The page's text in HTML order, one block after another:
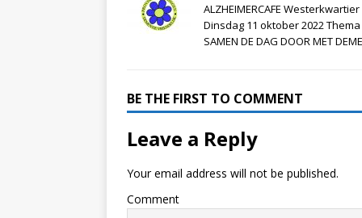
ALZHEIMERCAFE Westerkwartier
Dinsdag 11 oktober 2022 Thema
SAMEN DE DAG DOOR MET
BE THE FIRST TO COMMENT
Leave a Reply
Your email address will not be published.
Comment